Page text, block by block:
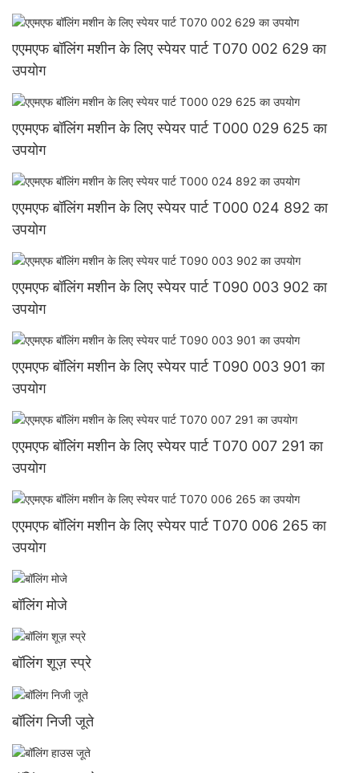
एएमएफ बॉलिंग मशीन के लिए स्पेयर पार्ट T070 002 629 का
उपयोग
एएमएफ बॉलिंग मशीन के लिए स्पेयर पार्ट T000 029 625 का
उपयोग
एएमएफ बॉलिंग मशीन के लिए स्पेयर पार्ट T000 024 892 का
उपयोग
एएमएफ बॉलिंग मशीन के लिए स्पेयर पार्ट T090 003 902 का
उपयोग
एएमएफ बॉलिंग मशीन के लिए स्पेयर पार्ट T090 003 901 का
उपयोग
एएमएफ बॉलिंग मशीन के लिए स्पेयर पार्ट T070 007 291 का
उपयोग
एएमएफ बॉलिंग मशीन के लिए स्पेयर पार्ट T070 006 265 का
उपयोग
बॉलिंग मोजे
बॉलिंग शूज़ स्प्रे
बॉलिंग निजी जूते